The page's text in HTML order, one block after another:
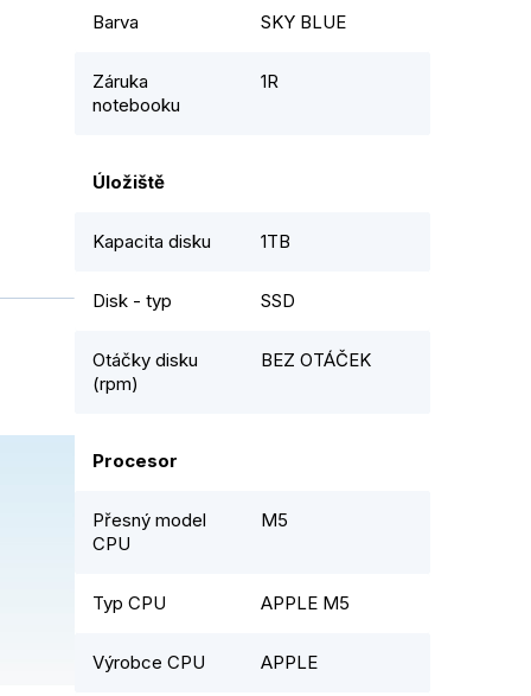
Barva SKY BLUE
Záruka
notebooku
1R
Úložiště
Kapacita disku 1TB
Disk - typ SSD
Otáčky disku
(rpm)
BEZ OTÁČEK
Procesor
Přesný model
CPU
M5
Typ CPU APPLE M5
Výrobce CPU APPLE